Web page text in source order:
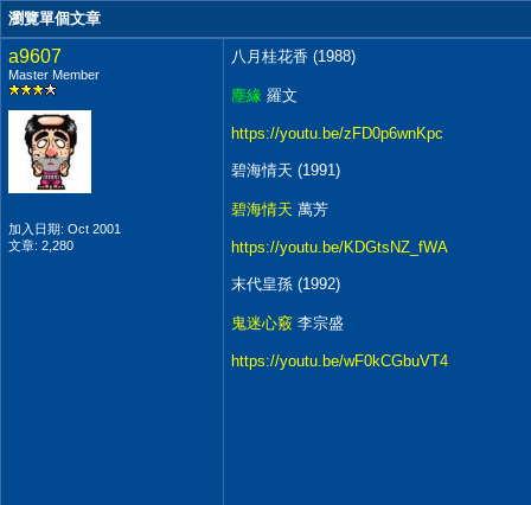
瀏覽單個文章
a9607
Master Member
加入日期: Oct 2001
文章: 2,280
八月桂花香 (1988)
塵緣 羅文
https://youtu.be/zFD0p6wnKpc
碧海情天 (1991)
碧海情天 萬芳
https://youtu.be/KDGtsNZ_fWA
末代皇孫 (1992)
鬼迷心竅 李宗盛
https://youtu.be/wF0kCGbuVT4